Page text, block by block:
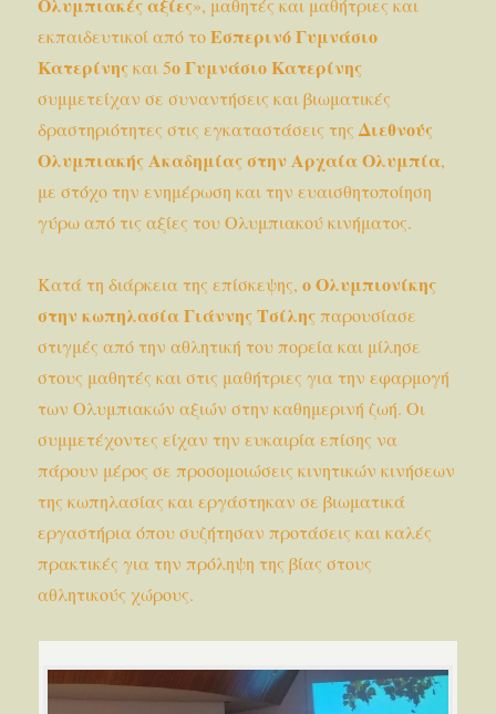
εκπαιδευτικοί από τοΕσπερινό Γυμνάσιο
Κατερίνηςκαι 5ο Γυμνάσιο Κατερίνης
συμμετείχαν σε συναντήσεις και βιωματικές
δραστηριότητες στις εγκαταστάσεις τηςΔιεθνούς
Ολυμπιακής Ακαδημίας στην Αρχαία Ολυμπία,
με στόχο την ενημέρωση και την ευαισθητοποίηση
γύρω από τις αξίες του Ολυμπιακού κινήματος.
Κατά τη διάρκεια της επίσκεψης,ο Ολυμπιονίκης
στην κωπηλασία Γιάννης Τσίληςπαρουσίασε
στιγμές από την αθλητική του πορεία και μίλησε
στους μαθητές και στις μαθήτριες για την εφαρμογή
των Ολυμπιακών αξιών στην καθημερινή ζωή. Οι
συμμετέχοντες είχαν την ευκαιρία επίσης να
πάρουν μέρος σε προσομοιώσεις κινητικών κινήσεων
της κωπηλασίας και εργάστηκαν σε βιωματικά
εργαστήρια όπου συζήτησαν προτάσεις και καλές
πρακτικές για την πρόληψη της βίας στους
αθλητικούς χώρους.